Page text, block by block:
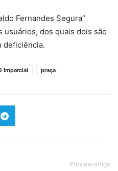
Fernandes Segura”
usuários, dos quais dois são
deficiência.
Imparcial praça
Próximo artigo